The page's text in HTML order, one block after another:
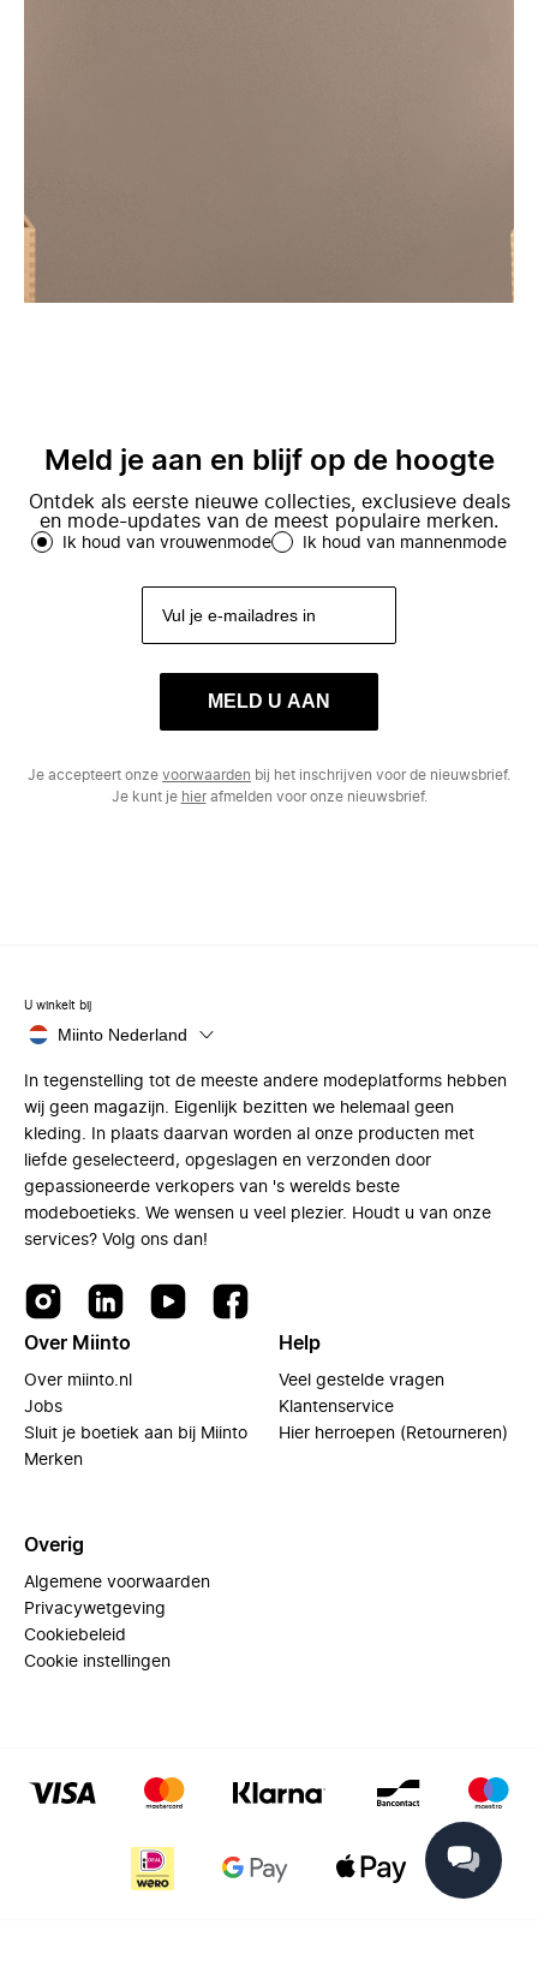
Meld je aan en blijf op de hoogte
Ontdek als eerste nieuwe collecties, exclusieve deals
en mode-updates van de meest populaire merken.
Ik houd van vrouwenmode Ik houd van mannenmode
MELD U AAN
Je accepteert onze voorwaarden bij het inschrijven voor de nieuwsbrief.
Je kunt je hierafmelden voor onze nieuwsbrief.
U winkelt bij
Miinto Nederland
In tegenstelling tot de meeste andere modeplatforms hebben
wij geen magazijn. Eigenlijk bezitten we helemaal geen
kleding. In plaats daarvan worden al onze producten met
liefde geselecteerd, opgeslagen en verzonden door
gepassioneerde verkopers van 's werelds beste
modeboetieks. We wensen u veel plezier. Houdt u van onze
services? Volg ons dan!
Over Miinto
Over miinto.nl
Jobs
Sluit je boetiek aan bij Miinto
Merken
Help
Veel gestelde vragen
Klantenservice
Hier herroepen (Retourneren)
Overig
Algemene voorwaarden
Privacywetgeving
Cookiebeleid
Cookie instellingen